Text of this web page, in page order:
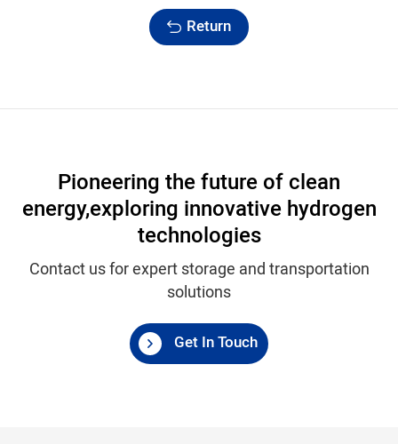
Return
Pioneering the future of clean
energy,exploring innovative hydrogen
technologies
Contact us for expert storage and transportation
solutions
Get In Touch